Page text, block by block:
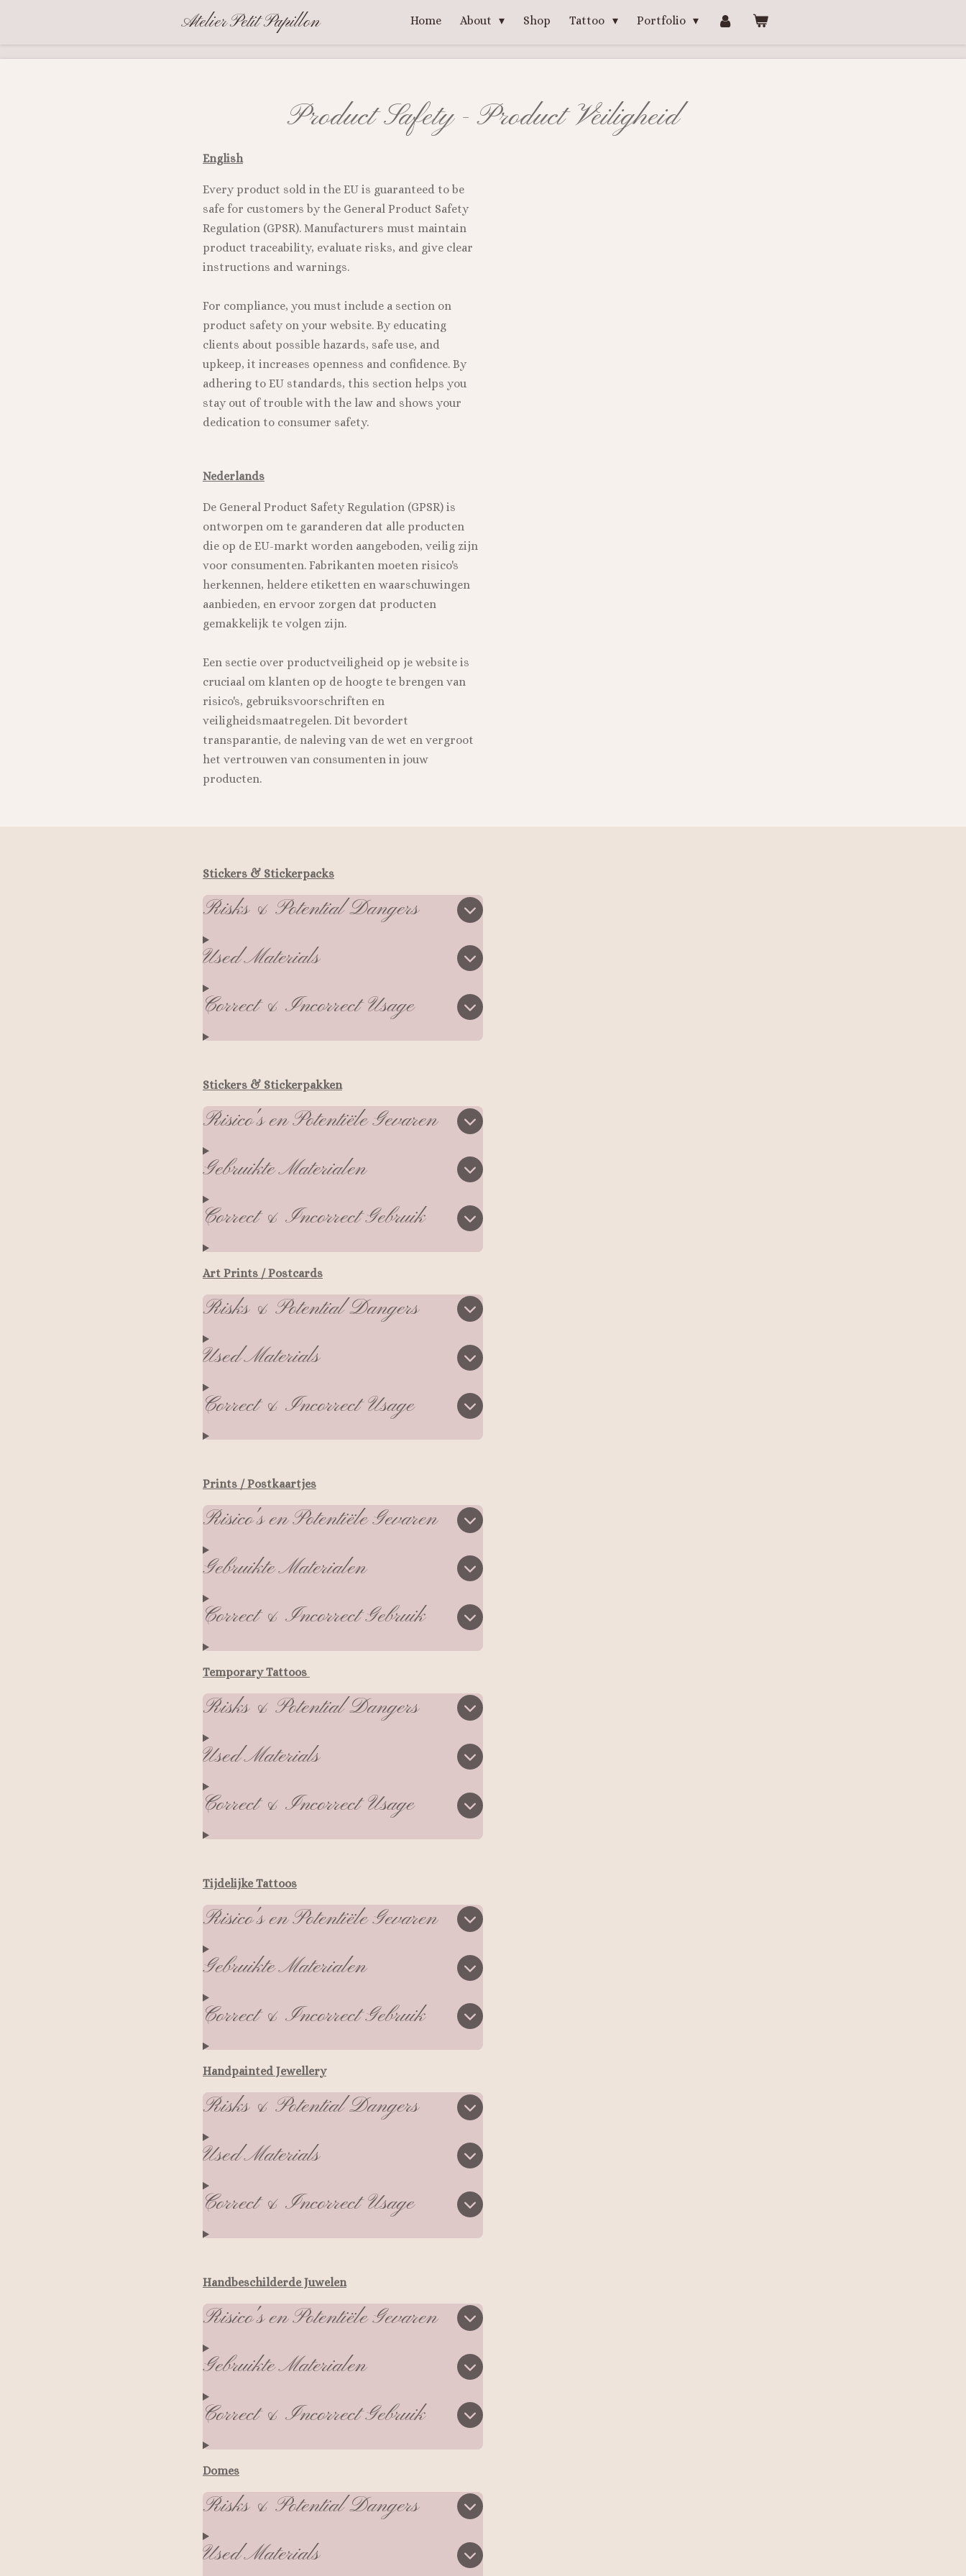
Atelier Petit Papillon Home About Shop Tattoo Portfolio
Product Safety - Product Veiligheid
English
Every product sold in the EU is guaranteed to be
safe for customers by the General Product Safety
Regulation (GPSR). Manufacturers must maintain
product traceability, evaluate risks, and give clear
instructions and warnings.
For compliance, you must include a section on
product safety on your website. By educating
clients about possible hazards, safe use, and
upkeep, it increases openness and confidence. By
adhering to EU standards, this section helps you
stay out of trouble with the law and shows your
dedication to consumer safety.
Nederlands
De General Product Safety Regulation (GPSR) is
ontworpen om te garanderen dat alle producten
die op de EU-markt worden aangeboden, veilig zijn
voor consumenten. Fabrikanten moeten risico's
herkennen, heldere etiketten en waarschuwingen
aanbieden, en ervoor zorgen dat producten
gemakkelijk te volgen zijn.
Een sectie over productveiligheid op je website is
cruciaal om klanten op de hoogte te brengen van
risico's, gebruiksvoorschriften en
veiligheidsmaatregelen. Dit bevordert
transparantie, de naleving van de wet en vergroot
het vertrouwen van consumenten in jouw
producten.
Stickers & Stickerpacks
Risks & Potential Dangers
Used Materials
Correct & Incorrect Usage
Stickers & Stickerpakken
Risico's en Potentiële Gevaren
Gebruikte Materialen
Correct & Incorrect Gebruik
Art Prints / Postcards
Risks & Potential Dangers
Used Materials
Correct & Incorrect Usage
Prints / Postkaartjes
Risico's en Potentiële Gevaren
Gebruikte Materialen
Correct & Incorrect Gebruik
Temporary Tattoos
Risks & Potential Dangers
Used Materials
Correct & Incorrect Usage
Tijdelijke Tattoos
Risico's en Potentiële Gevaren
Gebruikte Materialen
Correct & Incorrect Gebruik
Handpainted Jewellery
Risks & Potential Dangers
Used Materials
Correct & Incorrect Usage
Handbeschilderde Juwelen
Risico's en Potentiële Gevaren
Gebruikte Materialen
Correct & Incorrect Gebruik
Domes
Risks & Potential Dangers
Used Materials